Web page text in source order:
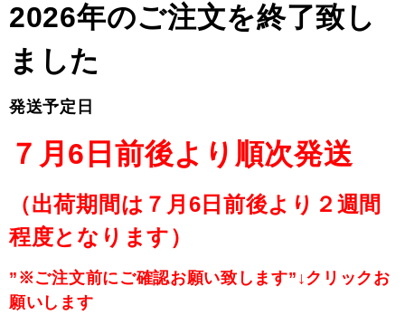
2026年のご注文を終了致し
ました
発送予定日
７月6日前後より順次発送
（出荷期間は７月6日前後より２週間
程度となります）
”※ご注文前にご確認お願い致します”↓クリックお
願いします